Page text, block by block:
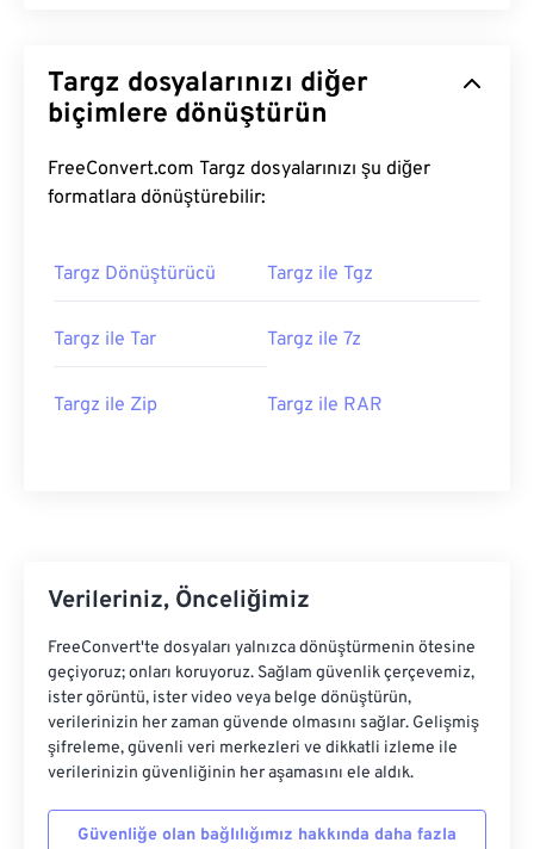
Targz dosyalarınızı diğer
biçimlere dönüştürün
FreeConvert.com Targz dosyalarınızı şu diğer
formatlara dönüştürebilir:
Targz Dönüştürücü Targz ile Tgz
Targz ile Tar Targz ile 7z
Targz ile Zip Targz ile RAR
Verileriniz, Önceliğimiz
FreeConvert'te dosyaları yalnızca dönüştürmenin ötesine
geçiyoruz; onları koruyoruz. Sağlam güvenlik çerçevemiz,
ister görüntü, ister video veya belge dönüştürün,
verilerinizin her zaman güvende olmasını sağlar. Gelişmiş
şifreleme, güvenli veri merkezleri ve dikkatli izleme ile
verilerinizin güvenliğinin her aşamasını ele aldık.
Güvenliğe olan bağlılığımız hakkında daha fazla